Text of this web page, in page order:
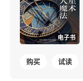
电子书
购买 试读